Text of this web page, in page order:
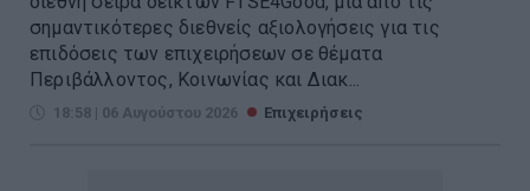
σημαντικότερες διεθνείς αξιολογήσεις για τις
επιδόσεις των επιχειρήσεων σε θέματα
Περιβάλλοντος, Κοινωνίας και Διακ...
18:58 | 06 Αυγούστου 2026 Επιχειρήσεις